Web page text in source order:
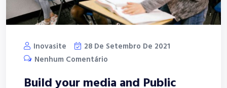
Inovasite
28 De Setembro De 2021
Nenhum Comentário
Build your media and Public